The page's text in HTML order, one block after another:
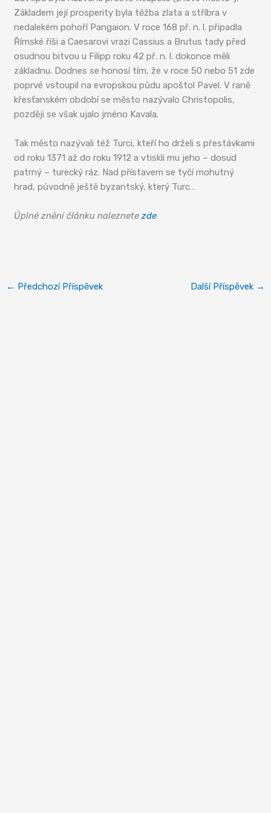
Základem její prosperity byla těžba zlata a stříbra v
nedalekém pohoří Pangaion. V roce 168 př. n. l. připadla
Římské říši a Caesarovi vrazi Cassius a Brutus tady před
osudnou bitvou u Filipp roku 42 př. n. l. dokonce měli
základnu. Dodnes se honosí tím, že v roce 50 nebo 51 zde
poprvé vstoupil na evropskou půdu apoštol Pavel. V raně
křesťanském období se město nazývalo Christopolis,
později se však ujalo jméno Kavala.
Tak město nazývali též Turci, kteří ho drželi s přestávkami
od roku 1371 až do roku 1912 a vtiskli mu jeho – dosud
patrný – turecký ráz. Nad přístavem se tyčí mohutný
hrad, původně ještě byzantský, který Turc…
Úplné znění článku naleznetezde
← Předchozí Příspěvek Další Příspěvek →